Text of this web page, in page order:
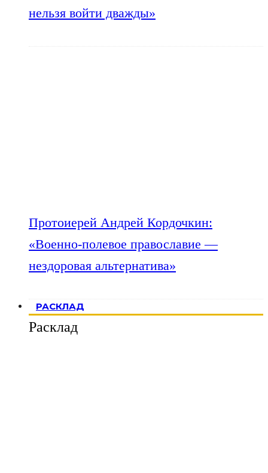
нельзя войти дважды»
Протоиерей Андрей Кордочкин:
«Военно-полевое православие —
нездоровая альтернатива»
РАСКЛАД
Расклад